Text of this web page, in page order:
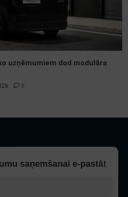
uzņēmumiem dod modulāra
0
saņemšanai e-pastā!